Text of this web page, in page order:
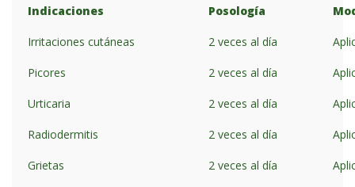
Indicaciones Posología
Irritaciones cutáneas 2 veces al día
Picores 2 veces al día
Urticaria 2 veces al día
Radiodermitis 2 veces al día
Grietas 2 veces al día